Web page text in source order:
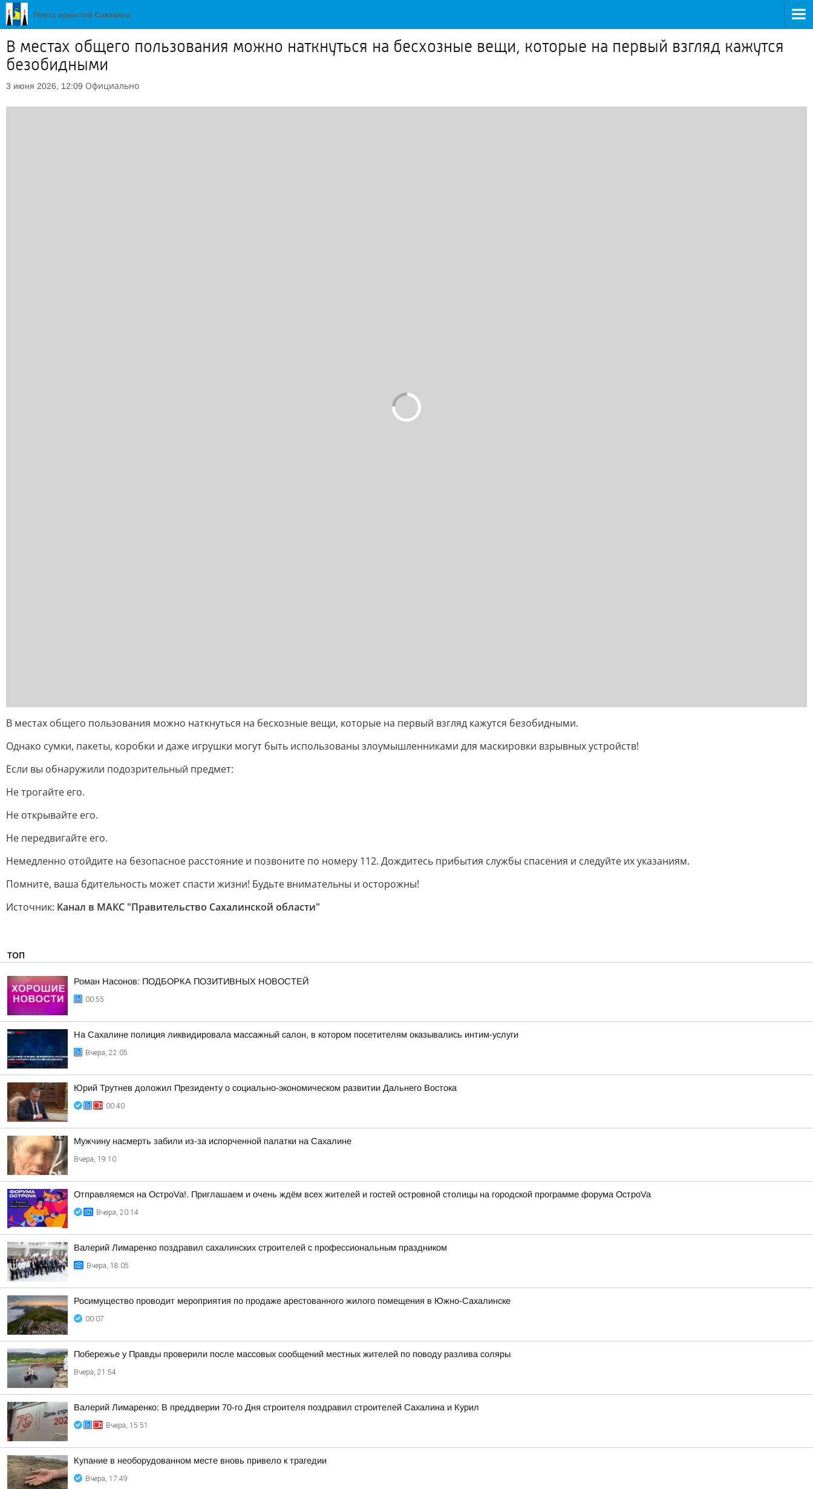
В местах общего пользования можно наткнуться на бесхозные вещи, которые на первый взгляд кажутся
безобидными
3 июня 2026, 12:09 Официально
В местах общего пользования можно наткнуться на бесхозные вещи, которые на первый взгляд кажутся безобидными.
Однако сумки, пакеты, коробки и даже игрушки могут быть использованы злоумышленниками для маскировки взрывных устройств!
Если вы обнаружили подозрительный предмет:
Не трогайте его.
Не открывайте его.
Не передвигайте его.
Немедленно отойдите на безопасное расстояние и позвоните по номеру 112. Дождитесь прибытия службы спасения и следуйте их указаниям.
Помните, ваша бдительность может спасти жизни! Будьте внимательны и осторожны!
Источник: Канал в МАКС "Правительство Сахалинской области"
ТОП
Роман Насонов: ПОДБОРКА ПОЗИТИВНЫХ НОВОСТЕЙ
00:55
На Сахалине полиция ликвидировала массажный салон, в котором посетителям оказывались интим-услуги
Вчера, 22:05
Юрий Трутнев доложил Президенту о социально-экономическом развитии Дальнего Востока
00:40
Мужчину насмерть забили из-за испорченной палатки на Сахалине
Вчера, 19:10
Отправляемся на ОстроVa!. Приглашаем и очень ждём всех жителей и гостей островной столицы на городской программе форума ОстроVa
Вчера, 20:14
Валерий Лимаренко поздравил сахалинских строителей с профессиональным праздником
Вчера, 18:05
Росимущество проводит мероприятия по продаже арестованного жилого помещения в Южно-Сахалинске
00:07
Побережье у Правды проверили после массовых сообщений местных жителей по поводу разлива соляры
Вчера, 21:54
Валерий Лимаренко: В преддверии 70-го Дня строителя поздравил строителей Сахалина и Курил
Вчера, 15:51
Купание в необорудованном месте вновь привело к трагедии
Вчера, 17:49